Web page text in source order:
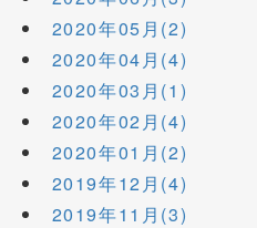
2020年05月(2)
2020年04月(4)
2020年03月(1)
2020年02月(4)
2020年01月(2)
2019年12月(4)
2019年11月(3)